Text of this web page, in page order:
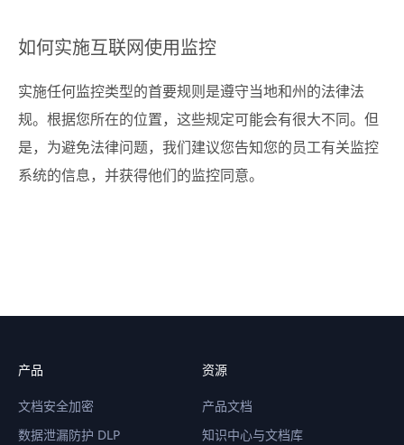
如何实施互联网使用监控
实施任何监控类型的首要规则是遵守当地和州的法律法
规。根据您所在的位置，这些规定可能会有很大不同。但
是，为避免法律问题，我们建议您告知您的员工有关监控
系统的信息，并获得他们的监控同意。
产品
文档安全加密
数据泄漏防护 DLP
资源
产品文档
知识中心与文档库